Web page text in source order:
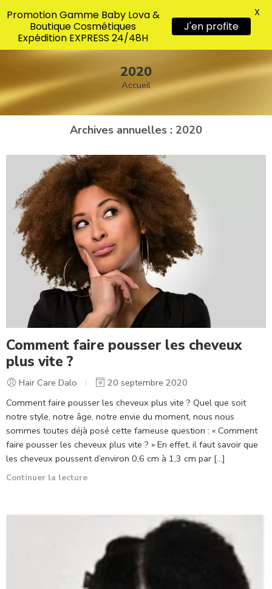
2020
Accueil
Archives annuelles :2020
Comment faire pousser les cheveux
plus vite ?
Hair Care Dalo
20 septembre 2020
Comment faire pousser les cheveux plus vite ? Quel que soit
notre style, notre âge, notre envie du moment, nous nous
sommes toutes déjà posé cette fameuse question : « Comment
Promotion Gamme Baby Lova &
Boutique Cosmétiques
Expédition EXPRESS 24/48H
J'en profite
X